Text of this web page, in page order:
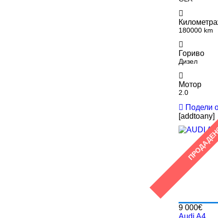
180000 km
Гориво
Дизел
Мотор
2.0
Подели
[addtoany]
9 000€
Audi A4